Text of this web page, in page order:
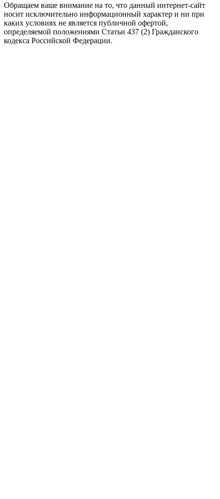
Обращаем ваше внимание на то, что данный интернет-сайт
носит исключительно информационный характер и ни при
каких условиях не является публичной офертой,
определяемой положениями Статьи 437 (2) Гражданского
кодекса Российской Федерации.